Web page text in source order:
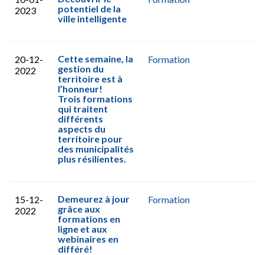
2023
potentiel de la
ville intelligente
20-12-
2022
Cette semaine, la
gestion du
territoire est à
l’honneur!
Trois formations
qui traitent
différents
aspects du
territoire pour
des municipalités
plus résilientes.
Formation
15-12-
2022
Demeurez à jour
grâce aux
formations en
ligne et aux
webinaires en
différé!
Formation